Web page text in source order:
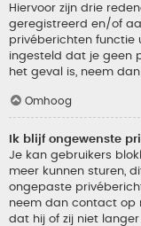
Hiervoor zijn drie
geregistreerd en/of
privéberichten functie
ingesteld dat je geen
het geval is, neem
Omhoog
Ik blijf ongewenste
Je kan gebruikers
meer kunnen sturen,
ongepaste
neem dan contact op
dat hij of zij niet